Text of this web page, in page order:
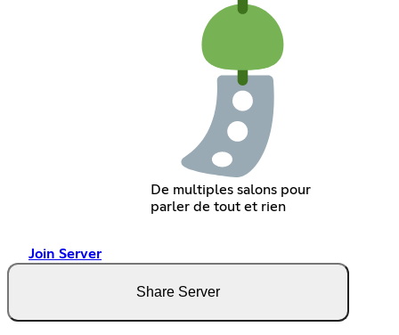
De multiples salons pour
parler de tout et rien
Join Server
Share Server